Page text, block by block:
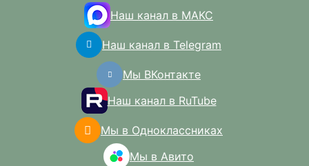
Наш канал в МАКС
Наш канал в Telegram
Мы ВКонтакте
Наш канал в RuTube
Мы в Одноклассниках
Мы в Авито